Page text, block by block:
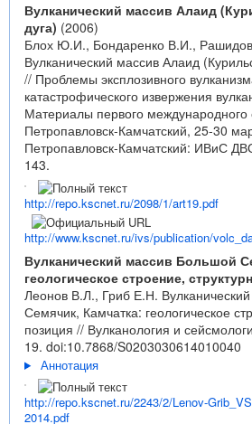
Вулканический массив Алаид
дуга) (2006)
Блох Ю.И., Бондаренко В.И.,
Вулканический массив Алаид
// Проблемы эксплозивного
катастрофического извержения
Материалы первого международного
Петропавловск-Камчатский, 25-30
Петропавловск-Камчатский: ИВиС
143.
http://repo.kscnet.ru/2098/1/art19.pdf
http://www.kscnet.ru/ivs/publication/
Вулканический массив Большой
геологическое строение,
Леонов В.Л., Гриб Е.Н.
Семячик, Камчатка: геологическое
позиция // Вулканология и
19. doi:10.7868/S0203030614010040
Аннотация
http://repo.kscnet.ru/2243/2/Lenov-
2014.pdf